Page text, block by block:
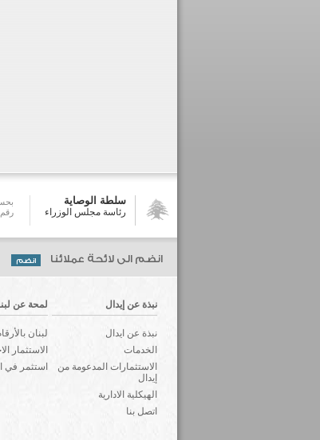
سلطة الوصاية
رئاسة مجلس الوزراء
رقم
انضم الى لائحة عملائنا
نبذة عن إيدال
نبذة عن ايدال
الخدمات
الاستثمارات المدعومة من
إيدال
الهيكلية الادارية
اتصل بنا
لمحة عن
لبنان
الاستثمار
استثمر في